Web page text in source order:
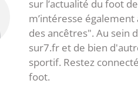
sur l’actualité du foot
m’intéresse
des ancêtres". Au sein
sur7.fr et de bien
sportif. Restez
foot.